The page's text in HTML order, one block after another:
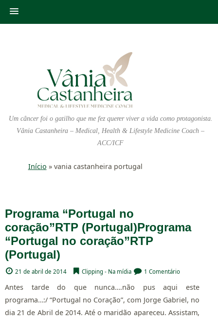
Um câncer foi o gatilho que me fez querer viver a vida como protagonista.
Vânia Castanheira – Medical, Health & Lifestyle Medicine Coach –
ACC/ICF
Início » vania castanheira portugal
Programa “Portugal no
coração”RTP (Portugal)Programa
“Portugal no coração”RTP
(Portugal)
21 de abril de 2014 Clipping - Na mídia 1 Comentário
Antes tarde do que nunca….não pus aqui este
programa…:/ “Portugal no Coração”, com Jorge Gabriel, no
dia 21 de Abril de 2014. Até o maridão apareceu. Assistam,